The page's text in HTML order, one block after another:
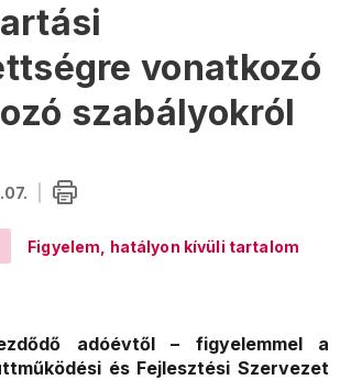
vonatkozó
szabályokról
Figyelem, hatályon kívüli tartalom
adóévtől – figyelemmel a
és Fejlesztési Szervezet